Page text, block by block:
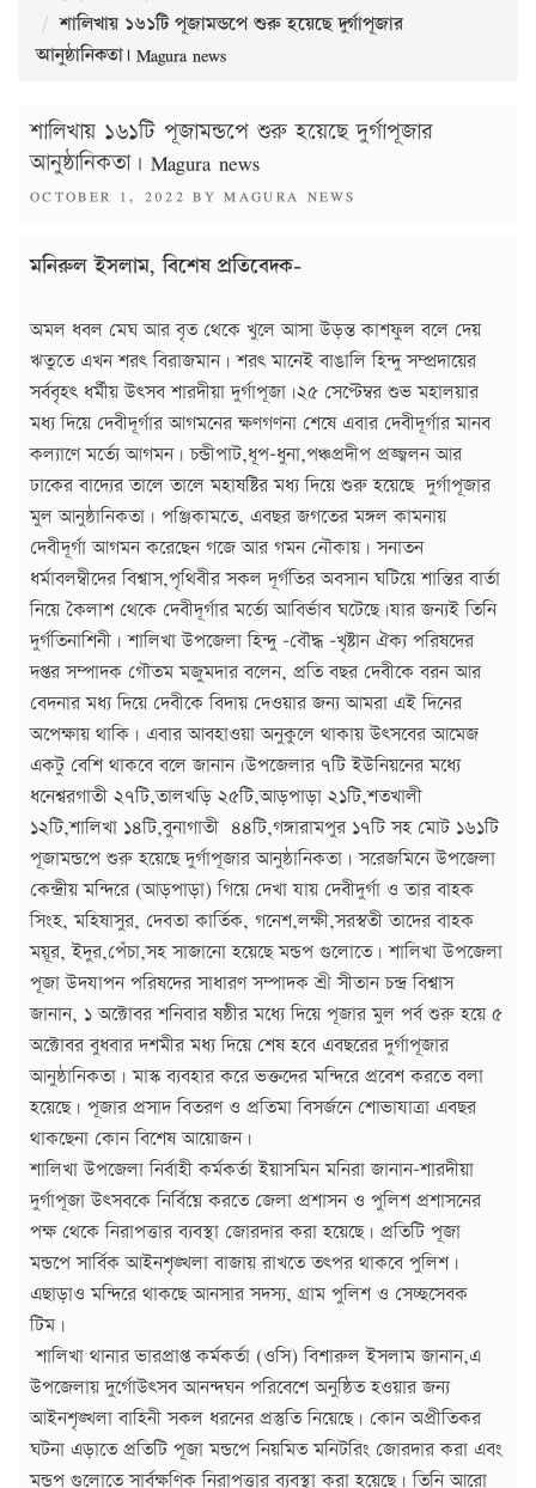
শালিখায় ১৬১টি পূজামন্ডপে শুরু হয়েছে দুর্গাপূজার
আনুষ্ঠানিকতা। Magura news
শালিখায় ১৬১টি পূজামন্ডপে শুরু হয়েছে দুর্গাপূজার
আনুষ্ঠানিকতা। Magura news
POSTED
OCTOBER 1, 2022 BYMAGURA NEWS
মনিরুল ইসলাম, বিশেষ প্রতিবেদক-
অমল ধবল মেঘ আর বৃত থেকে খুলে আসা উড়ন্ত কাশফুল বলে দেয়
ঋতুতে এখন শরৎ বিরাজমান। শরৎ মানেই বাঙালি হিন্দু সম্প্রদায়ের
সর্ববৃহৎ ধর্মীয় উৎসব শারদীয়া দুর্গাপূজা।২৫ সেপ্টেম্বর শুভ মহালয়ার
মধ্য দিয়ে দেবীদূর্গার আগমনের ক্ষণগণনা শেষে এবার দেবীদূর্গার মানব
কল্যাণে মর্ত্যে আগমন। চন্ডীপাট,ধূপ-ধুনা,পঞ্চপ্রদীপ প্রজ্জ্বলন আর
ঢাকের বাদ্যের তালে তালে মহাষষ্টির মধ্য দিয়ে শুরু হয়েছে দুর্গাপূজার
মুল আনুষ্ঠানিকতা। পঞ্জিকামতে, এবছর জগতের মঙ্গল কামনায়
দেবীদূর্গা আগমন করেছেন গজে আর গমন নৌকায়। সনাতন
ধর্মাবলম্বীদের বিশ্বাস,পৃথিবীর সকল দূর্গতির অবসান ঘটিয়ে শান্তির বার্তা
নিয়ে কৈলাশ থেকে দেবীদূর্গার মর্ত্যে আবির্ভাব ঘটেছে।যার জন্যই তিনি
দুর্গতিনাশিনী। শালিখা উপজেলা হিন্দু -বৌদ্ধ -খৃষ্টান ঐক্য পরিষদের
দপ্তর সম্পাদক গৌতম মজুমদার বলেন, প্রতি বছর দেবীকে বরন আর
বেদনার মধ্য দিয়ে দেবীকে বিদায় দেওয়ার জন্য আমরা এই দিনের
অপেক্ষায় থাকি। এবার আবহাওয়া অনুকুলে থাকায় উৎসবের আমেজ
একটু বেশি থাকবে বলে জানান।উপজেলার ৭টি ইউনিয়নের মধ্যে
ধনেশ্বরগাতী ২৭টি,তালখড়ি ২৫টি,আড়পাড়া ২১টি,শতখালী
১২টি,শালিখা ১৪টি,বুনাগাতী ৪৪টি,গঙ্গারামপুর ১৭টি সহ মোট ১৬১টি
পূজামন্ডপে শুরু হয়েছে দুর্গাপূজার আনুষ্ঠানিকতা। সরেজমিনে উপজেলা
কেন্দ্রীয় মন্দিরে (আড়পাড়া) গিয়ে দেখা যায় দেবীদুর্গা ও তার বাহক
সিংহ, মহিষাসুর, দেবতা কার্তিক, গনেশ,লক্ষী,সরস্বতী তাদের বাহক
ময়ূর, ইদুর,পেঁচা,সহ সাজানো হয়েছে মন্ডপ গুলোতে। শালিখা উপজেলা
পূজা উদযাপন পরিষদের সাধারণ সম্পাদক শ্রী সীতান চন্দ্র বিশ্বাস
জানান, ১ অক্টোবর শনিবার ষষ্ঠীর মধ্যে দিয়ে পূজার মুল পর্ব শুরু হয়ে ৫
অক্টোবর বুধবার দশমীর মধ্য দিয়ে শেষ হবে এবছরের দুর্গাপূজার
আনুষ্ঠানিকতা। মাস্ক ব্যবহার করে ভক্তদের মন্দিরে প্রবেশ করতে বলা
হয়েছে। পূজার প্রসাদ বিতরণ ও প্রতিমা বিসর্জনে শোভাযাত্রা এবছর
থাকছেনা কোন বিশেষ আয়োজন।
শালিখা উপজেলা নির্বাহী কর্মকর্তা ইয়াসমিন মনিরা জানান-শারদীয়া
দুর্গাপূজা উৎসবকে নির্বিঘ্নে করতে জেলা প্রশাসন ও পুলিশ প্রশাসনের
পক্ষ থেকে নিরাপত্তার ব্যবস্থা জোরদার করা হয়েছে। প্রতিটি পূজা
মন্ডপে সার্বিক আইনশৃঙ্খলা বাজায় রাখতে তৎপর থাকবে পুলিশ।
এছাড়াও মন্দিরে থাকছে আনসার সদস্য, গ্রাম পুলিশ ও সেচ্ছসেবক
টিম।
শালিখা থানার ভারপ্রাপ্ত কর্মকর্তা (ওসি) বিশারুল ইসলাম জানান,এ
উপজেলায় দুর্গোউৎসব আনন্দঘন পরিবেশে অনুষ্ঠিত হওয়ার জন্য
আইনশৃঙ্খলা বাহিনী সকল ধরনের প্রস্তুতি নিয়েছে। কোন অপ্রীতিকর
ঘটনা এড়াতে প্রতিটি পূজা মন্ডপে নিয়মিত মনিটরিং জোরদার করা এবং
মন্ডপ গুলোতে সার্বক্ষণিক নিরাপত্তার ব্যবস্থা করা হয়েছে। তিনি আরো